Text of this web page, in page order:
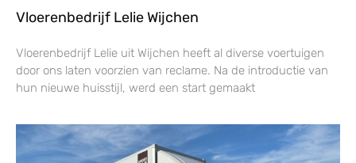
Vloerenbedrijf Lelie Wijchen
Vloerenbedrijf Lelie uit Wijchen heeft al diverse voertuigen
door ons laten voorzien van reclame. Na de introductie van
hun nieuwe huisstijl, werd een start gemaakt